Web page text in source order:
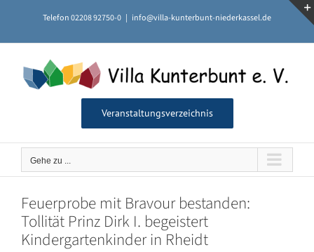
Telefon 02208 92750-0 | info@villa-kunterbunt-niederkassel.de
Veranstaltungsverzeichnis
Gehe zu ...
Feuerprobe mit Bravour bestanden:
Tollität Prinz Dirk I. begeistert
Kindergartenkinder in Rheidt